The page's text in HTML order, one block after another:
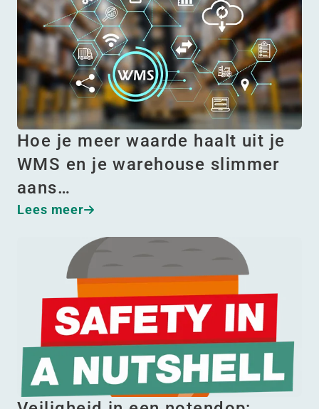
Hoe je meer waarde haalt uit je
WMS en je warehouse slimmer
aans…
Lees meer